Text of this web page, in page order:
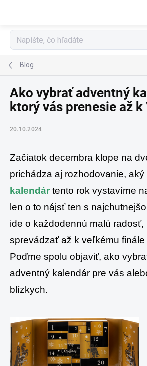
Blog
Ako vybrať adventný
ktorý vás prenesie až
20.10.2024
Začiatok decembra klope na
prichádza aj rozhodovanie, aký
kalendár tento rok vystavíme
len o to nájsť ten s
ide o každodennú malú radosť,
sprevádzať až k veľkému finále
Poďme spolu objaviť, ako
adventný kalendár pre vás
blízkych.